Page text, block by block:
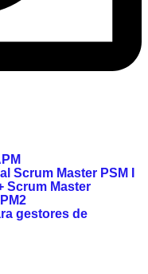
Scrum Master PSM I
Scrum Master
gestores de